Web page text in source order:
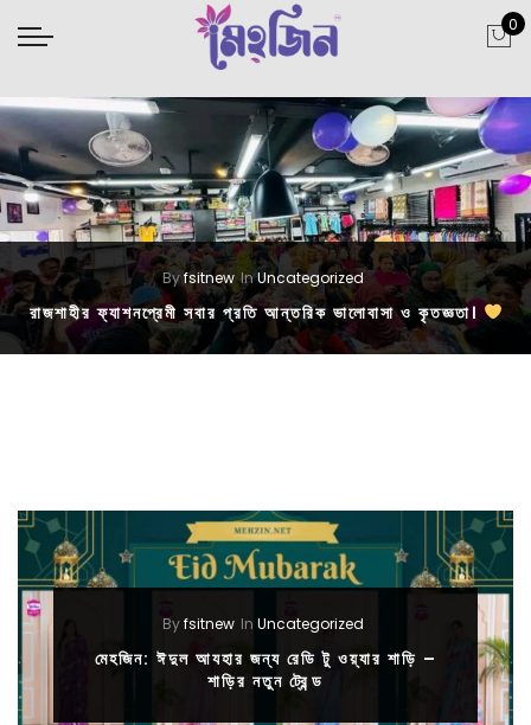
0
Byfsitnew InUncategorized
রাজশাহীর ফ্যাশনপ্রেমী সবার প্রতি আন্তরিক ভালোবাসা ও কৃতজ্ঞতা।
Byfsitnew In Uncategorized
মেহজিন: ঈদুল আযহার জন্য রেডি টু ওয়্যার শাড়ি –
শাড়ির নতুন ট্রেন্ড